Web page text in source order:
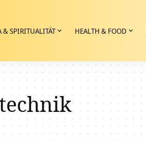
& SPIRITUALITÄT HEALTH & FOOD